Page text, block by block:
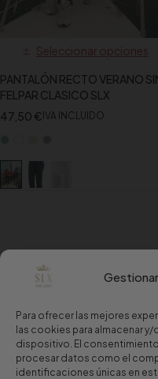
Para ofrecer las mejores
las cookies para almacenar
dispositivo. El
procesar datos como el
identificaciones únicas en
Seleccionar opciones
PANTALÓN RECTO VERANO
FELPAR CLASICO SLX
47,50 €IVA INCLUIDO